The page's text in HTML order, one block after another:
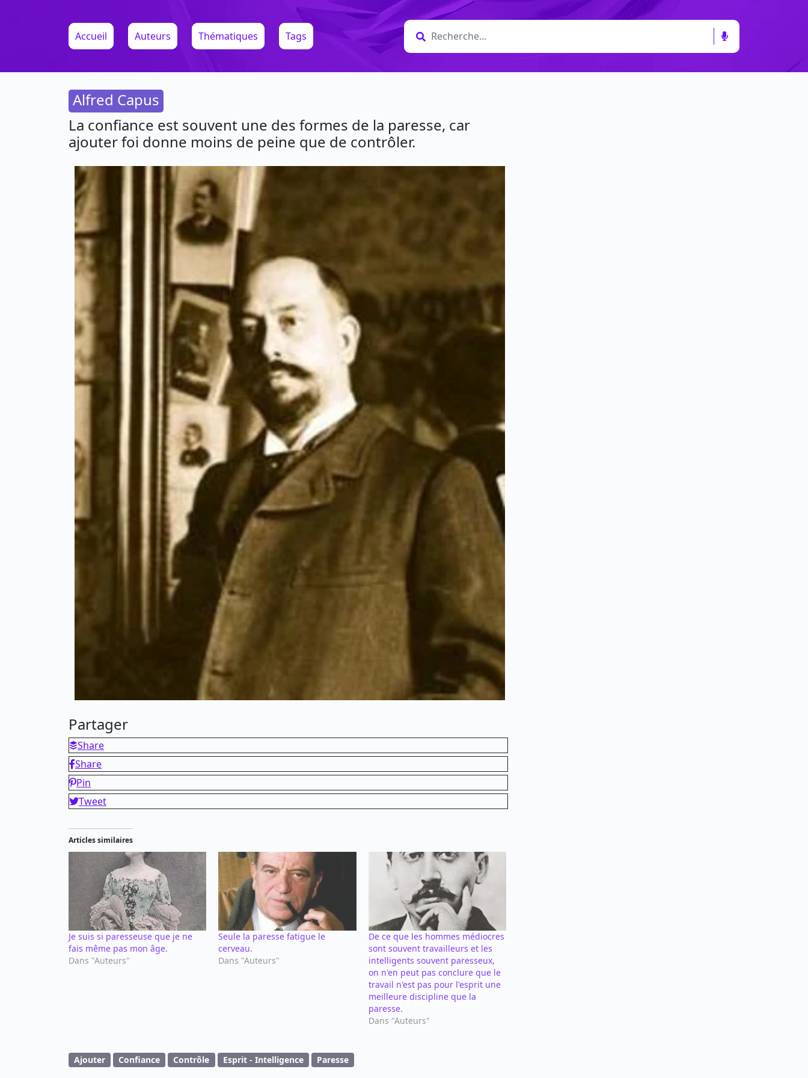
Accueil Auteurs Thématiques Tags
Alfred Capus
La confiance est souvent une des formes de la paresse, car
ajouter foi donne moins de peine que de contrôler.
Partager
Share
Share
Pin
Tweet
Articles similaires
Je suis si paresseuse que je ne
fais même pas mon âge.
Dans "Auteurs"
Seule la paresse fatigue le
cerveau.
Dans "Auteurs"
De ce que les hommes médiocres
sont souvent travailleurs et les
intelligents souvent paresseux,
on n'en peut pas conclure que le
travail n'est pas pour l'esprit une
meilleure discipline que la
paresse.
Dans "Auteurs"
Ajouter Confiance Contrôle Esprit - Intelligence Paresse